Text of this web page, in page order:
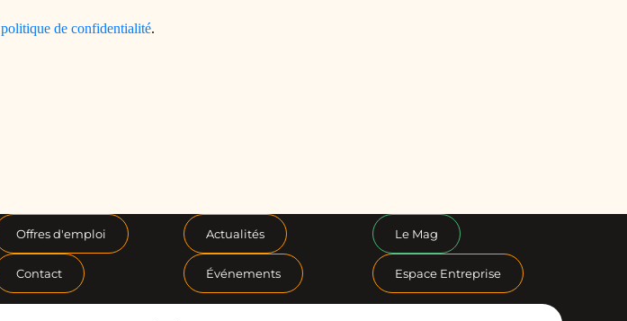
Offres d'emploi Actualités Le Mag
Contact Événements Espace Entreprise